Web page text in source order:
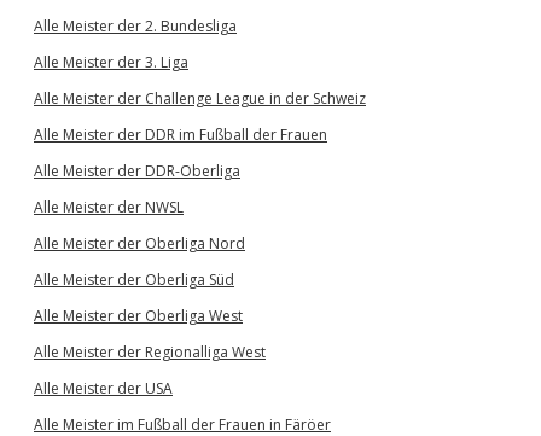
Alle Meister der 2. Bundesliga
Alle Meister der 3. Liga
Alle Meister der Challenge League in der Schweiz
Alle Meister der DDR im Fußball der Frauen
Alle Meister der DDR-Oberliga
Alle Meister der NWSL
Alle Meister der Oberliga Nord
Alle Meister der Oberliga Süd
Alle Meister der Oberliga West
Alle Meister der Regionalliga West
Alle Meister der USA
Alle Meister im Fußball der Frauen in Färöer